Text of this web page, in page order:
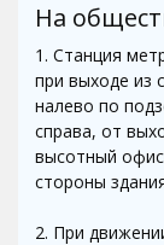
На
1. Станция
при выходе из
налево по
справа, от
высотный
стороны
2. При